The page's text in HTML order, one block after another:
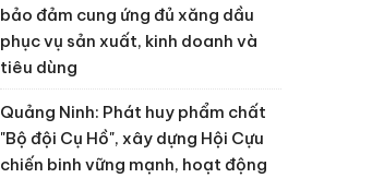
bảo đảm cung ứng đủ xăng dầu
phục vụ sản xuất, kinh doanh và
tiêu dùng
Quảng Ninh: Phát huy phẩm chất
"Bộ đội Cụ Hồ", xây dựng Hội Cựu
chiến binh vững mạnh, hoạt động